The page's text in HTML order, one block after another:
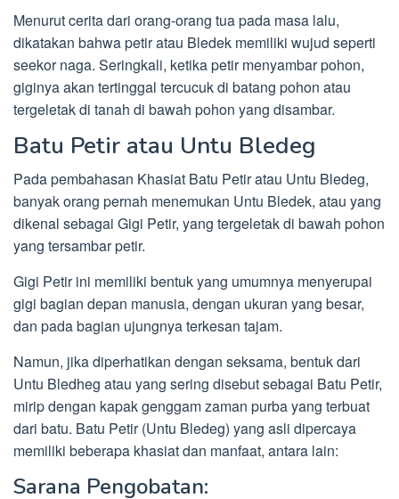
Menurut cerita dari orang-orang tua pada masa lalu,
dikatakan bahwa petir atau Bledek memiliki wujud seperti
seekor naga. Seringkali, ketika petir menyambar pohon,
giginya akan tertinggal tercucuk di batang pohon atau
tergeletak di tanah di bawah pohon yang disambar.
Batu Petir atau Untu Bledeg
Pada pembahasan Khasiat Batu Petir atau Untu Bledeg,
banyak orang pernah menemukan Untu Bledek, atau yang
dikenal sebagai Gigi Petir, yang tergeletak di bawah pohon
yang tersambar petir.
Gigi Petir ini memiliki bentuk yang umumnya menyerupai
gigi bagian depan manusia, dengan ukuran yang besar,
dan pada bagian ujungnya terkesan tajam.
Namun, jika diperhatikan dengan seksama, bentuk dari
Untu Bledheg atau yang sering disebut sebagai Batu Petir,
mirip dengan kapak genggam zaman purba yang terbuat
dari batu. Batu Petir (Untu Bledeg) yang asli dipercaya
memiliki beberapa khasiat dan manfaat, antara lain:
Sarana Pengobatan: